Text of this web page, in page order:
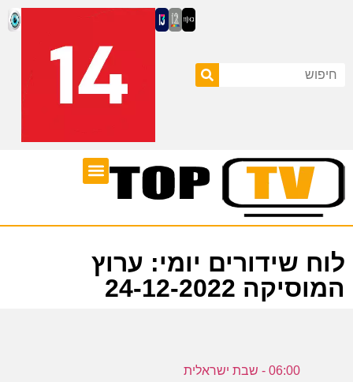
לוח שידורים יומי: ערוץ
המוסיקה 24-12-2022
06:00 - שבת ישראלית